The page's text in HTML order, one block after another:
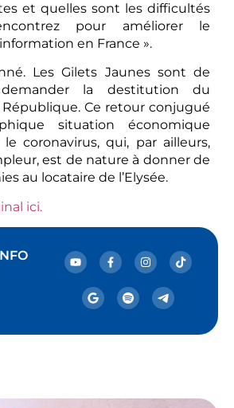
et quelles sont les difficultés
pour améliorer le
en France ».
Les Gilets Jaunes sont de
la destitution du
Ce retour conjugué
situation économique
coronavirus, qui, par ailleurs,
est de nature à donner de
au locataire de l’Elysée.
ici.